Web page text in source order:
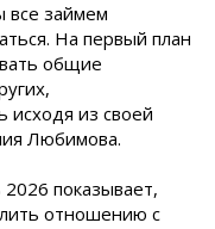
все займем
На первый план
общие
исходя из своей
Любимова.
показывает,
отношению с